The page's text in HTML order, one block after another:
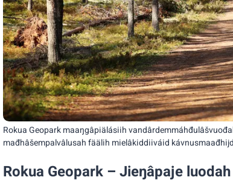
Rokua Geopark – Jieŋâpaje luodah
Rokua Geopark maaŋgâpiälásiih
mađhâšempalvâlusah fäälih mielâkiddiiváid